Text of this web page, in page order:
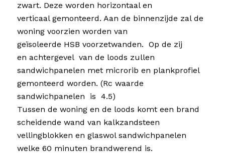
zwart. Deze worden horizontaal en
verticaal gemonteerd. Aan de binnenzijde zal de
woning voorzien worden van
geïsoleerde HSB voorzetwanden. Op de zij
en achtergevel van de loods zullen
sandwichpanelen met microrib en plankprofiel
gemonteerd worden. (Rc waarde
sandwichpanelen is 4.5)
Tussen de woning en de loods komt een brand
scheidende wand van kalkzandsteen
vellingblokken en glaswol sandwichpanelen
welke 60 minuten brandwerend is.